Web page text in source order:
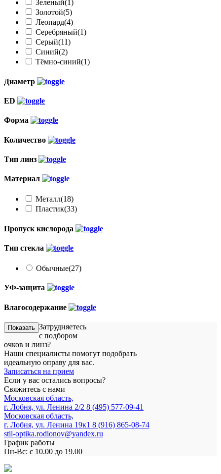
Зеленый(1)
Золотой(5)
Леопард(4)
Серебряный(1)
Серый(11)
Синий(2)
Тёмно-синий(1)
Диаметр
ED
Форма
Количество
Тип линз
Материал
Металл(18)
Пластик(33)
Пропуск кислорода
Тип стекла
Обычные(27)
УФ-защита
Влагосодержание
Показать Затрудняетесь
с подбором
очков и линз?
Наши специалисты помогут подобрать
идеальную оправу для вас.
Записаться на прием
Если у вас остались вопросы?
Свяжитесь с нами
Московская область,
г. Лобня, ул. Ленина 2/2 8 (495) 577-09-41
Московская область,
г. Лобня, ул. Ленина 19к1 8 (916) 865-08-74
stil-optika.rodionov@yandex.ru
График работы
Пн-Вс: с 10.00 до 19.00